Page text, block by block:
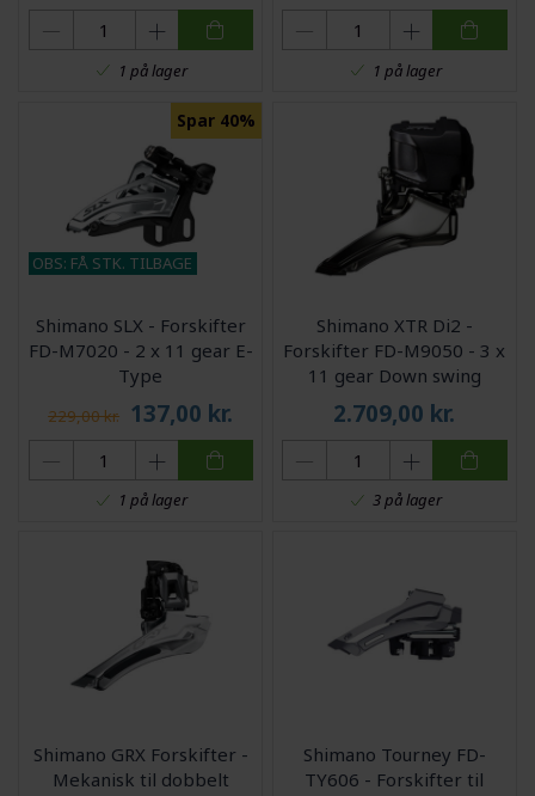
1 på lager 1 på lager
OBS: FÅ STK. TILBAGE
Spar 40%
Shimano SLX - Forskifter
FD-M7020 - 2 x 11 gear E-
Type
229,00 kr. 137,00 kr.
1 på lager
Shimano XTR Di2 -
Forskifter FD-M9050 - 3 x
11 gear Down swing
2.709,00 kr.
3 på lager
Shimano GRX Forskifter -
Mekanisk til dobbelt
Shimano Tourney FD-
TY606 - Forskifter til